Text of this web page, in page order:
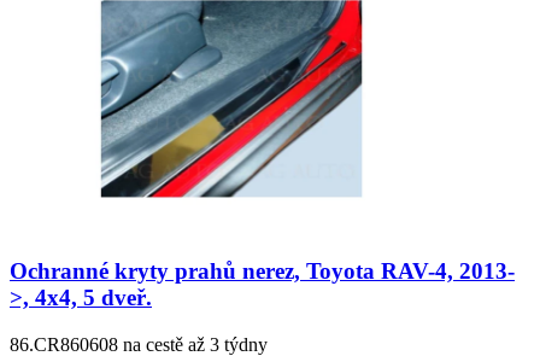
Ochranné kryty prahů nerez, Toyota RAV-4, 2013-
>, 4x4, 5 dveř.
86.CR860608 na cestě až 3 týdny